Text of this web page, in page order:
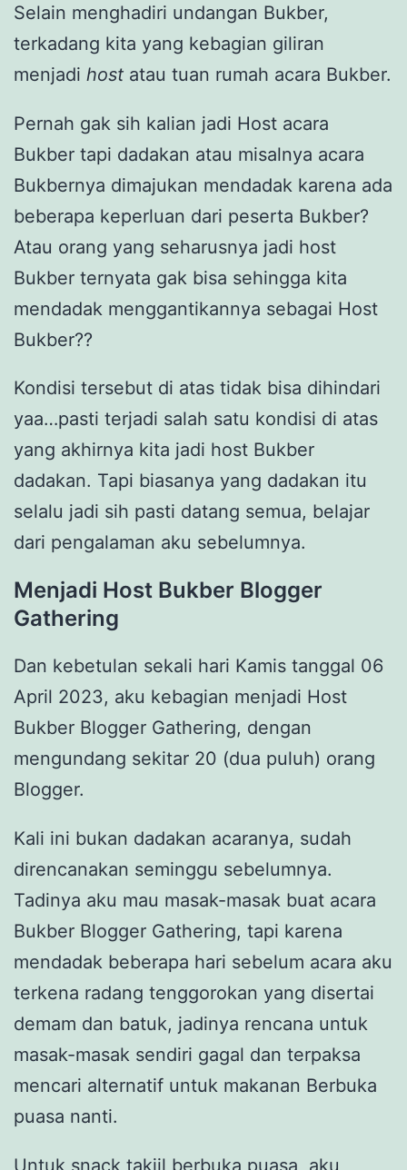
Selain menghadiri undangan Bukber,
terkadang kita yang kebagian giliran
menjadi host atau tuan rumah acara Bukber.
Pernah gak sih kalian jadi Host acara
Bukber tapi dadakan atau misalnya acara
Bukbernya dimajukan mendadak karena ada
beberapa keperluan dari peserta Bukber?
Atau orang yang seharusnya jadi host
Bukber ternyata gak bisa sehingga kita
mendadak menggantikannya sebagai Host
Bukber??
Kondisi tersebut di atas tidak bisa dihindari
yaa…pasti terjadi salah satu kondisi di atas
yang akhirnya kita jadi host Bukber
dadakan. Tapi biasanya yang dadakan itu
selalu jadi sih pasti datang semua, belajar
dari pengalaman aku sebelumnya.
Menjadi Host Bukber Blogger
Gathering
Dan kebetulan sekali hari Kamis tanggal 06
April 2023, aku kebagian menjadi Host
Bukber Blogger Gathering, dengan
mengundang sekitar 20 (dua puluh) orang
Blogger.
Kali ini bukan dadakan acaranya, sudah
direncanakan seminggu sebelumnya.
Tadinya aku mau masak-masak buat acara
Bukber Blogger Gathering, tapi karena
mendadak beberapa hari sebelum acara aku
terkena radang tenggorokan yang disertai
demam dan batuk, jadinya rencana untuk
masak-masak sendiri gagal dan terpaksa
mencari alternatif untuk makanan Berbuka
puasa nanti.